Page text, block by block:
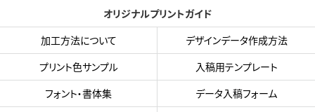
オリジナルプリントガイド
加工方法について
デザインデータ作成方法
プリント色サンプル
入稿用テンプレート
フォント・書体集
データ入稿フォーム